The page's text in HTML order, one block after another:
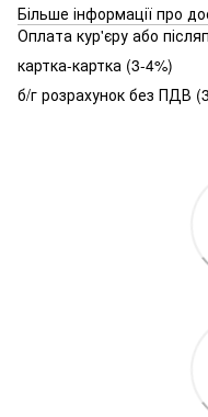
Більше інформації про
Оплата кур'єру або
картка-картка (3-4%)
б/г розрахунок без ПДВ